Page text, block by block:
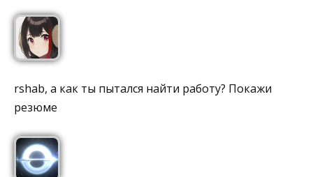
rshab, а как ты пытался найти работу? Покажи
резюме